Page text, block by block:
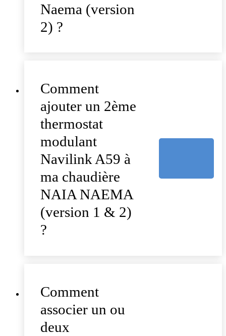
Naema (version
2) ?
Comment
ajouter un 2ème
thermostat
modulant
Navilink A59 à
ma chaudière
NAIA NAEMA
(version 1 & 2)
?
Comment
associer un ou
deux